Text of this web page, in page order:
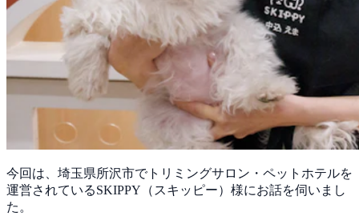
今回は、埼玉県所沢市でトリミングサロン・ペットホテルを
運営されているSKIPPY（スキッピー）様にお話を伺いまし
た。